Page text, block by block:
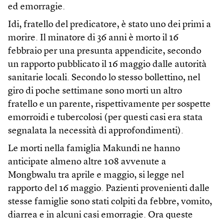
ed emorragie.
Idi, fratello del predicatore, è stato uno dei primi a
morire. Il minatore di 36 anni è morto il 16
febbraio per una presunta appendicite, secondo
un rapporto pubblicato il 16 maggio dalle autorità
sanitarie locali. Secondo lo stesso bollettino, nel
giro di poche settimane sono morti un altro
fratello e un parente, rispettivamente per sospette
emorroidi e tubercolosi (per questi casi era stata
segnalata la necessità di approfondimenti).
Le morti nella famiglia Makundi ne hanno
anticipate almeno altre 108 avvenute a
Mongbwalu tra aprile e maggio, si legge nel
rapporto del 16 maggio. Pazienti provenienti dalle
stesse famiglie sono stati colpiti da febbre, vomito,
diarrea e in alcuni casi emorragie. Ora queste